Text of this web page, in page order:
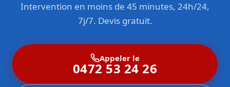
Intervention en moins de 45 minutes, 24h/24,
7j/7. Devis gratuit.
Appeler le
0472 53 24 26